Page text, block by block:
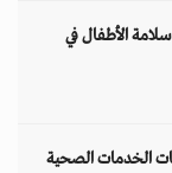
سلامة الأطفال في
الخدمات الصحية